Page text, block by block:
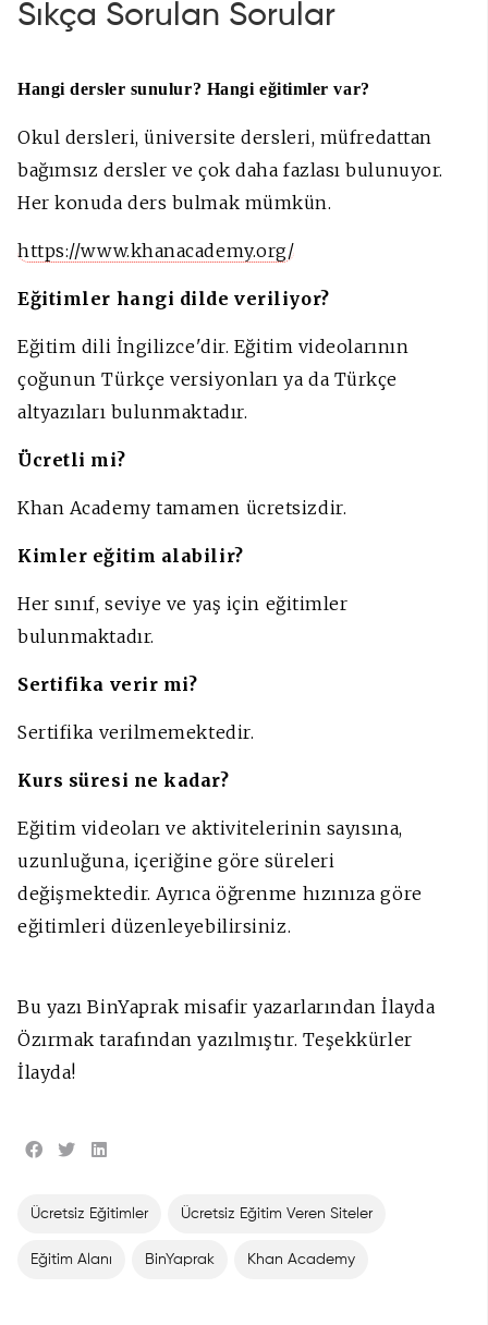
Sıkça Sorulan Sorular
Hangi dersler sunulur? Hangi eğitimler var?
Okul dersleri, üniversite dersleri, müfredattan
bağımsız dersler ve çok daha fazlası bulunuyor.
Her konuda ders bulmak mümkün.
https://www.khanacademy.org/
Eğitimler hangi dilde veriliyor?
Eğitim dili İngilizce'dir. Eğitim videolarının
çoğunun Türkçe versiyonları ya da Türkçe
altyazıları bulunmaktadır.
Ücretli mi?
Khan Academy tamamen ücretsizdir.
Kimler eğitim alabilir?
Her sınıf, seviye ve yaş için eğitimler
bulunmaktadır.
Sertifika verir mi?
Sertifika verilmemektedir.
Kurs süresi ne kadar?
Eğitim videoları ve aktivitelerinin sayısına,
uzunluğuna, içeriğine göre süreleri
değişmektedir. Ayrıca öğrenme hızınıza göre
eğitimleri düzenleyebilirsiniz.
Bu yazı BinYaprak misafir yazarlarından İlayda
Özırmak tarafından yazılmıştır. Teşekkürler
İlayda!
Ücretsiz Eğitimler Ücretsiz Eğitim Veren Siteler
Eğitim Alanı BinYaprak Khan Academy